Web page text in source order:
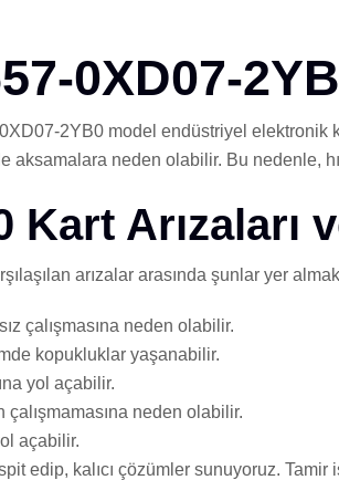
0XD07-
2YB0 model endüstriyel elektronik
aksamalara neden olabilir. Bu
Kart Arızaları
arızalar arasında şunlar yer
çalışmasına neden olabilir.
kopukluklar yaşanabilir.
yol açabilir.
neden olabilir.
açabilir.
edip, kalıcı çözümler sunuyoruz.